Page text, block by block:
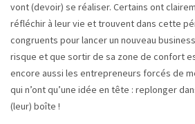
vont (devoir) se réaliser. Certains ont
réfléchir à leur vie et trouvent dans cette
congruents pour lancer un nouveau
risque et que sortir de sa zone de confort
encore aussi les entrepreneurs forcés de
qui n’ont qu’une idée en tête : replonger
(leur) boîte !